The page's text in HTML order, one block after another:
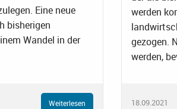
Eine neue
bisherigen
Wandel in der
Weiterlesen
werden
gezogen.
werden,
18.09.2021